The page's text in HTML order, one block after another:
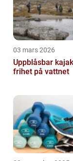
03 mars 2026
Uppblåsbar kajak
frihet på vattnet